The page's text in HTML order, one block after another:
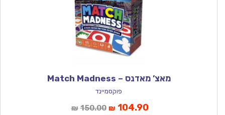
מאצ’ מאדנס – Match Madness
פוקסמיינד
₪ 150.00המחיר
₪ 104.90המחיר